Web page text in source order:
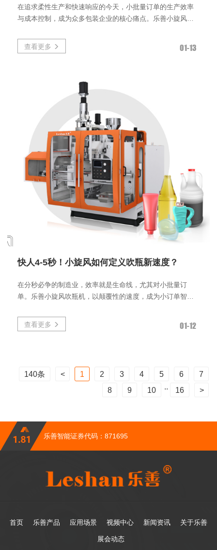
在追求柔性生产和快速响应的今天，小批量订单的生产效率
与成本控制，成为众多包装企业的核心痛点。乐善小旋风吹
查看更多 01-13
快人4-5秒！小旋风如何定义吹瓶新速度？
在分秒必争的制造业，效率就是生命线，尤其对小批量订
单。乐善小旋风吹瓶机，以颠覆性的速度，成为小订单智造
查看更多 01-12
140条 1 2 3 4 5 6
7
8
9 10 .. 16
乐善智能证券代码：871695
首页 乐善产品 应用场景 视频中心 新闻资讯 关于乐善
展会动态